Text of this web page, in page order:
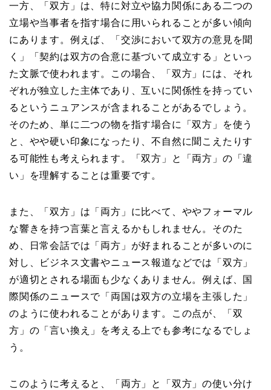
一方、「双方」は、特に対立や協力関係にある二つの
立場や当事者を指す場合に用いられることが多い傾向
にあります。例えば、「交渉において双方の意見を聞
く」「契約は双方の合意に基づいて成立する」といっ
た文脈で使われます。この場合、「双方」には、それ
ぞれが独立した主体であり、互いに関係性を持ってい
るというニュアンスが含まれることがあるでしょう。
そのため、単に二つの物を指す場合に「双方」を使う
と、やや硬い印象になったり、不自然に聞こえたりす
る可能性も考えられます。「双方」と「両方」の「違
い」を理解することは重要です。
また、「双方」は「両方」に比べて、ややフォーマル
な響きを持つ言葉と言えるかもしれません。そのた
め、日常会話では「両方」が好まれることが多いのに
対し、ビジネス文書やニュース報道などでは「双方」
が適切とされる場面も少なくありません。例えば、国
際関係のニュースで「両国は双方の立場を主張した」
のように使われることがあります。この点が、「双
方」の「言い換え」を考える上でも参考になるでしょ
う。
このように考えると、「両方」と「双方」の使い分け